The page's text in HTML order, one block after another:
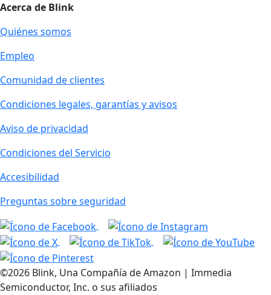
Acerca de Blink
Quiénes somos
Empleo
Comunidad de clientes
Condiciones legales, garantías y avisos
Aviso de privacidad
Condiciones del Servicio
Accesibilidad
Preguntas sobre seguridad
©2026 Blink, Una Compañía de Amazon | Immedia
Semiconductor, Inc. o sus afiliados